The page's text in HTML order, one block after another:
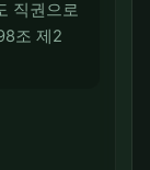
직권으로
조 제2